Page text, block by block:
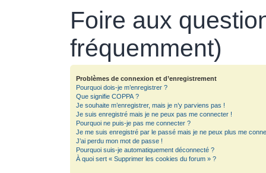
Foire aux
fréquemment)
Problèmes de connexion et d’enregistrement
Pourquoi dois-je m’enregistrer ?
Que signifie COPPA ?
Je souhaite m’enregistrer, mais je n’y parviens pas !
Je suis enregistré mais je ne peux pas me connecter !
Pourquoi ne puis-je pas me connecter ?
Je me suis enregistré par le passé mais je ne peux plus me
J’ai perdu mon mot de passe !
Pourquoi suis-je automatiquement déconnecté ?
À quoi sert « Supprimer les cookies du forum » ?